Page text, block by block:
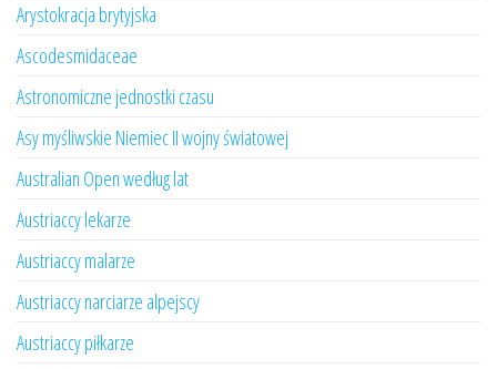
Arystokracja brytyjska
Ascodesmidaceae
Astronomiczne jednostki czasu
Asy myśliwskie Niemiec II wojny światowej
Australian Open według lat
Austriaccy lekarze
Austriaccy malarze
Austriaccy narciarze alpejscy
Austriaccy piłkarze